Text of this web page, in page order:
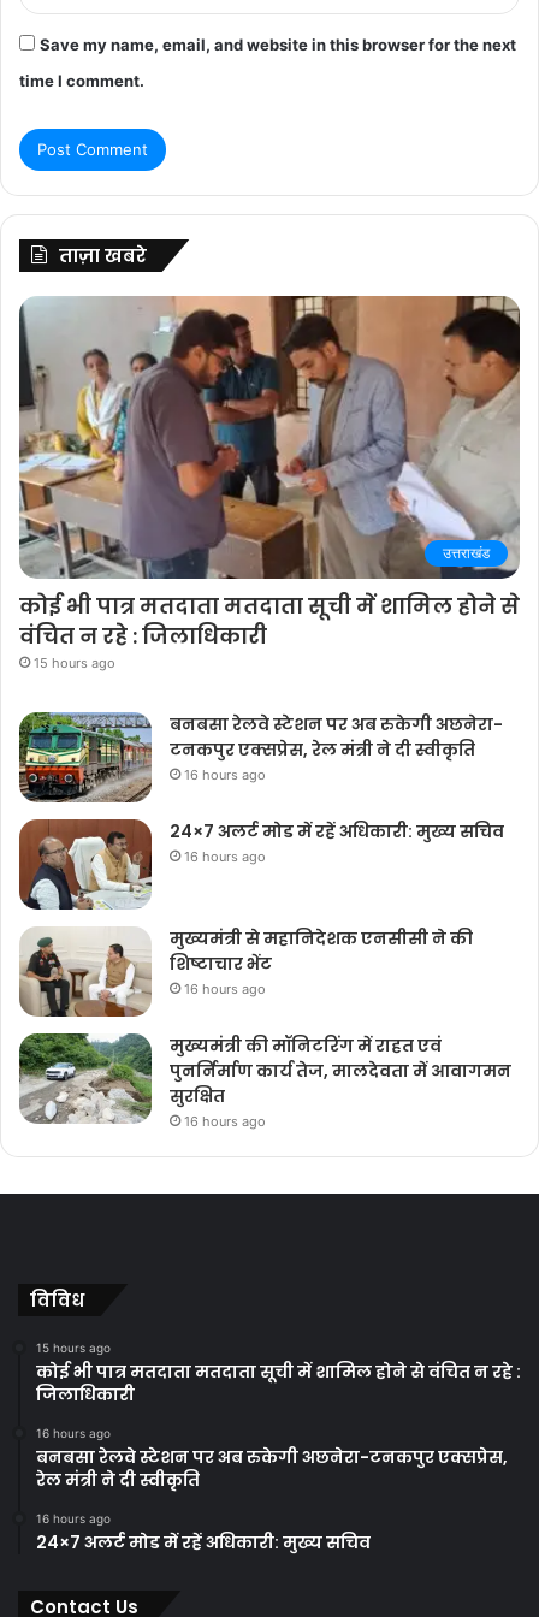
Save my name, email, and website in this browser for the next
time I comment.
ताज़ा खबरे
उत्तराखंड
कोई भी पात्र मतदाता मतदाता सूची में शामिल होने से
वंचित न रहे : जिलाधिकारी
15 hours ago
बनबसा रेलवे स्टेशन पर अब रुकेगी अछनेरा-
टनकपुर एक्सप्रेस, रेल मंत्री ने दी स्वीकृति
16 hours ago
24×7 अलर्ट मोड में रहें अधिकारी: मुख्य सचिव
16 hours ago
मुख्यमंत्री से महानिदेशक एनसीसी ने की
शिष्टाचार भेंट
16 hours ago
मुख्यमंत्री की मॉनिटरिंग में राहत एवं
पुनर्निर्माण कार्य तेज, मालदेवता में आवागमन
सुरक्षित
16 hours ago
विविध
15 hours ago
कोई भी पात्र मतदाता मतदाता सूची में शामिल होने से वंचित न रहे :
जिलाधिकारी
16 hours ago
बनबसा रेलवे स्टेशन पर अब रुकेगी अछनेरा-टनकपुर एक्सप्रेस,
रेल मंत्री ने दी स्वीकृति
16 hours ago
24×7 अलर्ट मोड में रहें अधिकारी: मुख्य सचिव
Contact Us